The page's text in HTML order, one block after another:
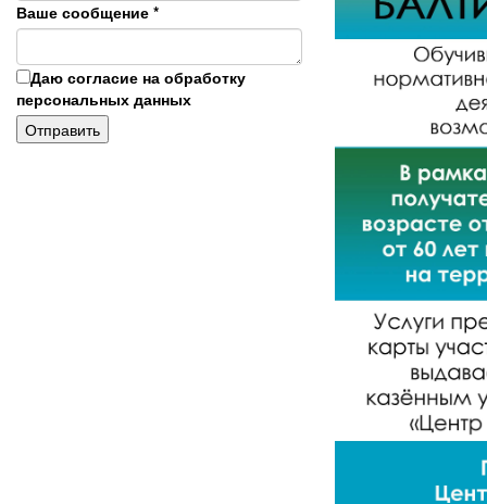
Ваше сообщение *
Даю согласие на обработку
персональных данных
Отправить